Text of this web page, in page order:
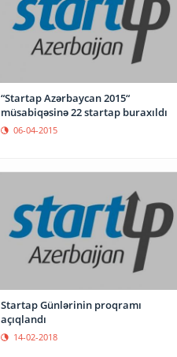
“Startap Azərbaycan 2015“
müsabiqəsinə 22 startap buraxıldı
06-04-2015
Startap Günlərinin proqramı
açıqlandı
14-02-2018